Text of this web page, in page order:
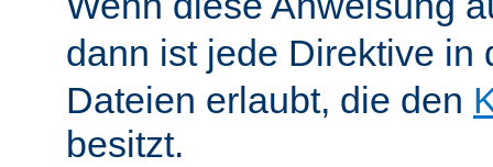
dann ist jede Direktive in
Dateien erlaubt, die den
besitzt.